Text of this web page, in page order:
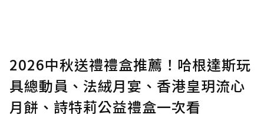
2026中秋送禮禮盒推薦！哈根達斯玩
具總動員、法絨月宴、香港皇玥流心
月餅、詩特莉公益禮盒一次看